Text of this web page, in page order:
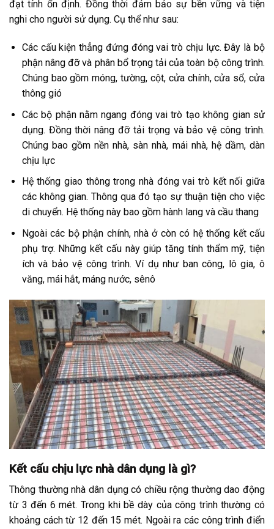
đạt tính ổn định. Đồng thời đảm bảo sự bền vững và tiện
nghi cho người sử dụng. Cụ thể như sau:
Các cấu kiện thẳng đứng đóng vai trò chịu lực. Đây là bộ
phận nâng đỡ và phân bổ trọng tải của toàn bộ công trình.
Chúng bao gồm móng, tường, cột, cửa chính, cửa sổ, cửa
thông gió
Các bộ phận nằm ngang đóng vai trò tạo không gian sử
dụng. Đồng thời nâng đỡ tải trọng và bảo vệ công trình.
Chúng bao gồm nền nhà, sàn nhà, mái nhà, hệ dầm, dàn
chịu lực
Hệ thống giao thông trong nhà đóng vai trò kết nối giữa
các không gian. Thông qua đó tạo sự thuận tiện cho việc
di chuyển. Hệ thống này bao gồm hành lang và cầu thang
Ngoài các bộ phận chính, nhà ở còn có hệ thống kết cấu
phụ trợ. Những kết cấu này giúp tăng tính thẩm mỹ, tiện
ích và bảo vệ công trình. Ví dụ như ban công, lô gia, ô
văng, mái hắt, máng nước, sênô
Kết cấu chịu lực nhà dân dụng là gì?
Thông thường nhà dân dụng có chiều rộng thường dao động
từ 3 đến 6 mét. Trong khi bề dày của công trình thường có
khoảng cách từ 12 đến 15 mét. Ngoài ra các công trình điển